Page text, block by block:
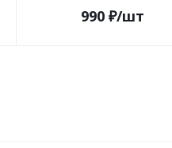
990 ₽/шт